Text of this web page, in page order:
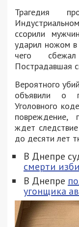
Трагедия
ссорили
ударил ножом
чего
Пострадавшая
Вероятного
объявили о
Уголовного
повреждение,
ждет
до десяти лет
В Днепре
смерти
В Днепре
угонщика